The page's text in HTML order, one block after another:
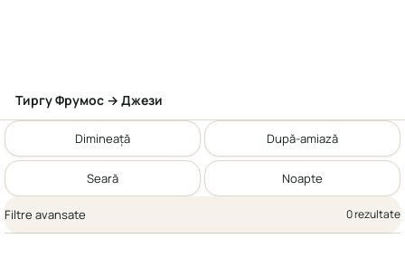
Тиргу Фрумос → Джези
Dimineață După-amiază
Seară Noapte
Filtre avansate 0 rezultate